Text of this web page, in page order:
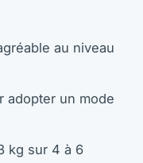
au niveau
adopter un mode
kg sur 4 à 6